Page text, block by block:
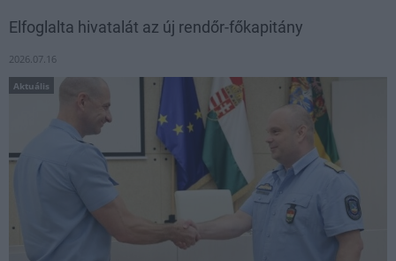
Elfoglalta hivatalát az új rendőr-főkapitány
2026.07.16
Aktuális